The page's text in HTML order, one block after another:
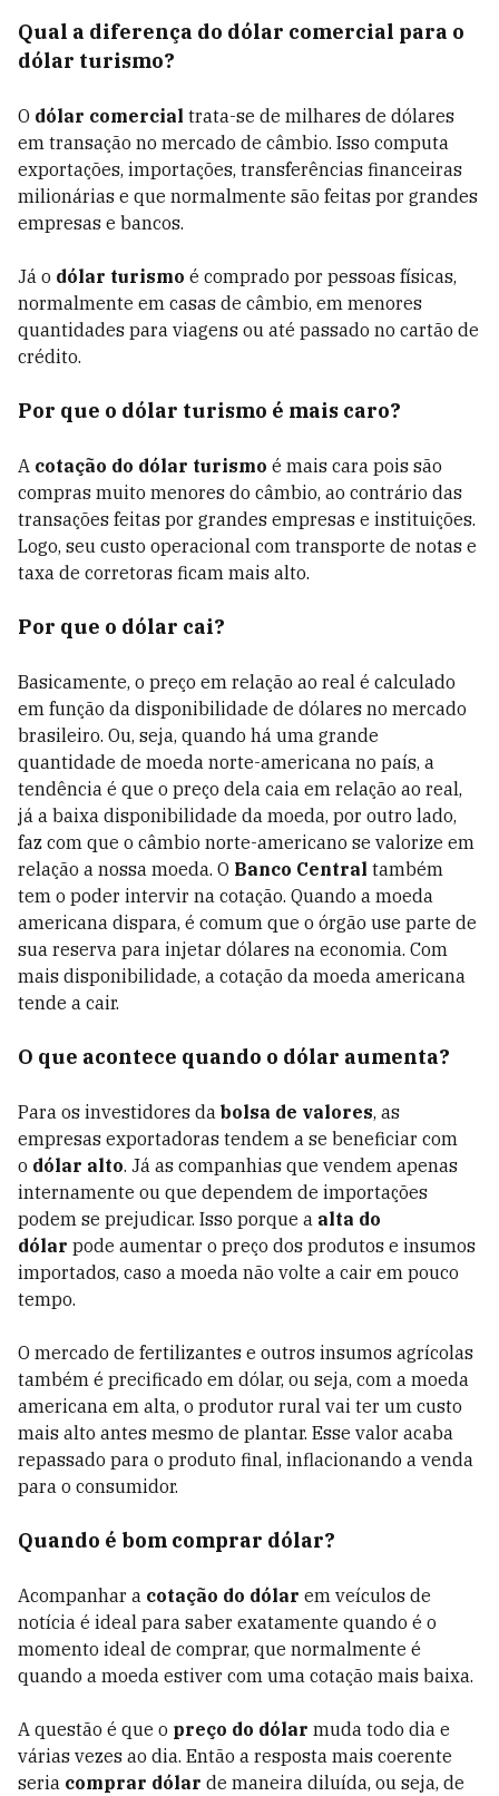
Qual a diferença do dólar comercial para o
dólar turismo?
O dólar comercial trata-se de milhares de dólares
em transação no mercado de câmbio. Isso computa
exportações, importações, transferências financeiras
milionárias e que normalmente são feitas por grandes
empresas e bancos.
Já o dólar turismo é comprado por pessoas físicas,
normalmente em casas de câmbio, em menores
quantidades para viagens ou até passado no cartão de
crédito.
Por que o dólar turismo é mais caro?
A cotação do dólar turismo é mais cara pois são
compras muito menores do câmbio, ao contrário das
transações feitas por grandes empresas e instituições.
Logo, seu custo operacional com transporte de notas e
taxa de corretoras ficam mais alto.
Por que o dólar cai?
Basicamente, o preço em relação ao real é calculado
em função da disponibilidade de dólares no mercado
brasileiro. Ou, seja, quando há uma grande
quantidade de moeda norte-americana no país, a
tendência é que o preço dela caia em relação ao real,
já a baixa disponibilidade da moeda, por outro lado,
faz com que o câmbio norte-americano se valorize em
relação a nossa moeda. O Banco Central também
tem o poder intervir na cotação. Quando a moeda
americana dispara, é comum que o órgão use parte de
sua reserva para injetar dólares na economia. Com
mais disponibilidade, a cotação da moeda americana
tende a cair.
O que acontece quando o dólar aumenta?
Para os investidores da bolsa de valores, as
empresas exportadoras tendem a se beneficiar com
o dólar alto. Já as companhias que vendem apenas
internamente ou que dependem de importações
podem se prejudicar. Isso porque a alta do
dólar pode aumentar o preço dos produtos e insumos
importados, caso a moeda não volte a cair em pouco
tempo.
O mercado de fertilizantes e outros insumos agrícolas
também é precificado em dólar, ou seja, com a moeda
americana em alta, o produtor rural vai ter um custo
mais alto antes mesmo de plantar. Esse valor acaba
repassado para o produto final, inflacionando a venda
para o consumidor.
Quando é bom comprar dólar?
Acompanhar a cotação do dólar em veículos de
notícia é ideal para saber exatamente quando é o
momento ideal de comprar, que normalmente é
quando a moeda estiver com uma cotação mais baixa.
A questão é que o preço do dólar muda todo dia e
várias vezes ao dia. Então a resposta mais coerente
seria comprar dólar de maneira diluída, ou seja, de